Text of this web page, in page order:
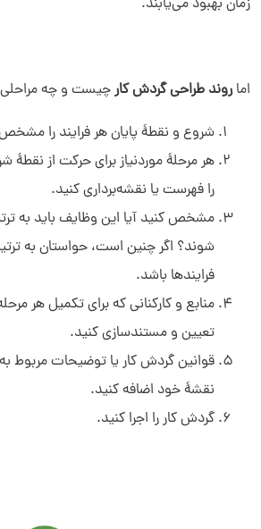
زمان بهبود می‌یابند.
اماروند طراحی گردش کارچیست و چه
شروع و نقطۀ پایان هر فرایند را
هر مرحلۀ موردنیاز برای حرکت از نقطۀ
را فهرست یا نقشه‌برداری کنید.
مشخص کنید آیا این وظایف باید به
شوند؟ اگر چنین است، حواستان به
فرایندها باشد.
منابع و کارکنانی که برای تکمیل هر
تعیین و مستندسازی کنید.
قوانین گردش کار یا توضیحات مربوط به
نقشۀ خود اضافه کنید.
گردش کار را اجرا کنید.